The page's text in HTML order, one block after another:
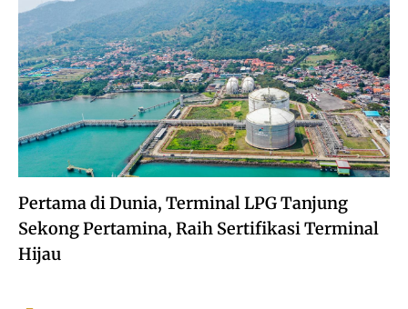
Pertama di Dunia, Terminal LPG Tanjung
Sekong Pertamina, Raih Sertifikasi Terminal
Hijau